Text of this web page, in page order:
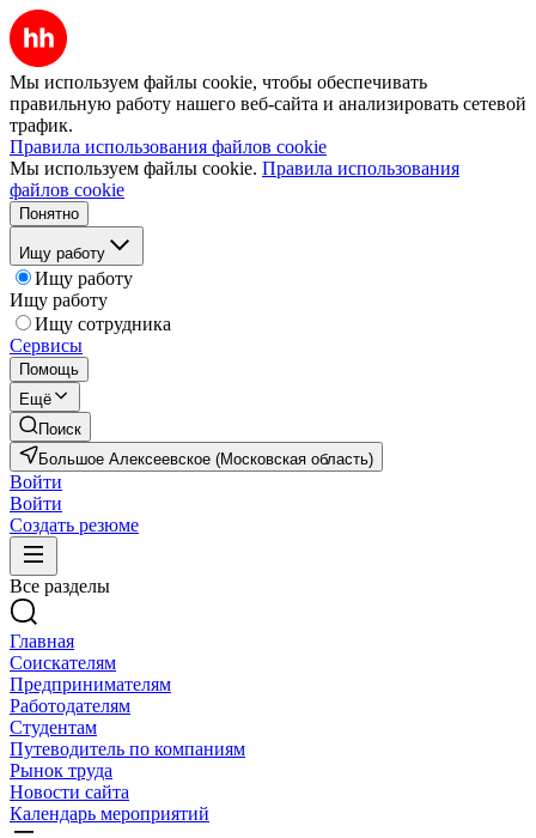
Мы используем файлы cookie, чтобы обеспечивать
правильную работу нашего веб-сайта и анализировать сетевой
трафик.
Правила использования файлов cookie
Мы используем файлы cookie. Правила использования
файлов cookie
Понятно
Ищу работу
Ищу работу
Ищу работу
Ищу сотрудника
Сервисы
Помощь
Ещё
Поиск
Большое Алексеевское (Московская область)
Войти
Войти
Создать резюме
Все разделы
Главная
Соискателям
Предпринимателям
Работодателям
Студентам
Путеводитель по компаниям
Рынок труда
Новости сайта
Календарь мероприятий